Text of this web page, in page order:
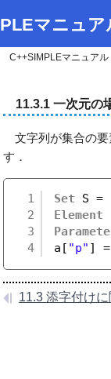
マニュア
C++SIMPLEマニュアル
11.3.1 一次元の
文字列が集合の要
す．
1
2
3
4
Set S =
Element
a[ "p" ]
11.3 添字付け